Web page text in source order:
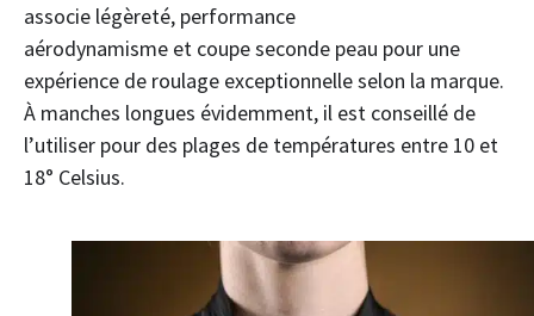
associe légèreté, performance
aérodynamisme et coupe seconde peau pour une
expérience de roulage exceptionnelle selon la marque.
À manches longues évidemment, il est conseillé de
l’utiliser pour des plages de températures entre 10 et
18° Celsius.